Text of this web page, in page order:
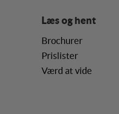
Læs og hent
Brochurer
Prislister
Værd at vide
Markedsførings-
internettet.